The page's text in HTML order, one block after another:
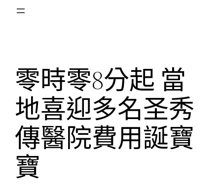
零時零8分起 當
地喜迎多名圣秀
傳醫院費用誕寶
寶